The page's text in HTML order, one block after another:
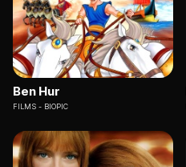
Ben Hur
FILMS BIOPIC